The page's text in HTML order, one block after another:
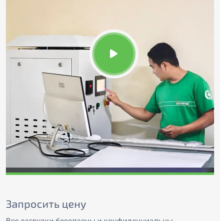
Запросить цену